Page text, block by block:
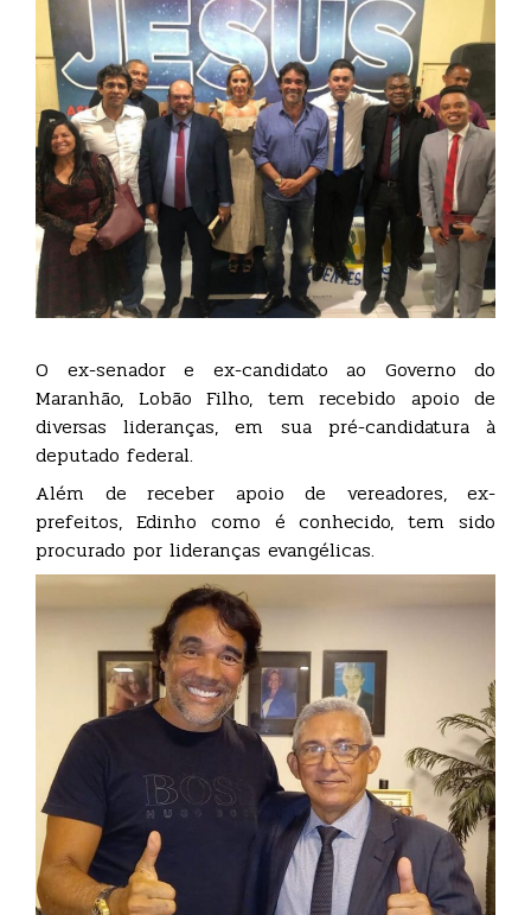
O ex-senador e ex-candidato ao Governo do
Maranhão, Lobão Filho, tem recebido apoio de
diversas lideranças, em sua pré-candidatura à
deputado federal.
Além de receber apoio de vereadores, ex-
prefeitos, Edinho como é conhecido, tem sido
procurado por lideranças evangélicas.